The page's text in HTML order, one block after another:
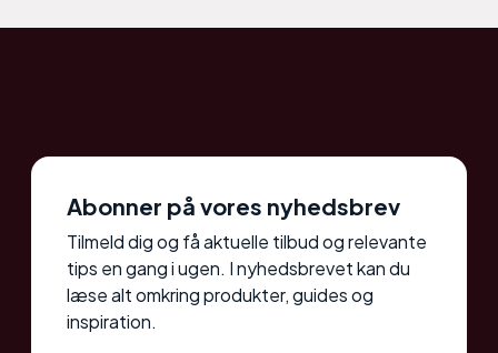
Abonner på vores nyhedsbrev
Tilmeld dig og få aktuelle tilbud og relevante
tips en gang i ugen. I nyhedsbrevet kan du
læse alt omkring produkter, guides og
inspiration.